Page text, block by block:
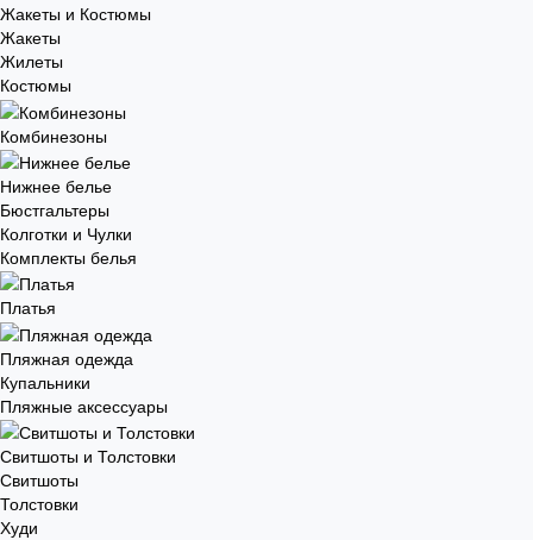
Жакеты и Костюмы
Жакеты
Жилеты
Костюмы
Комбинезоны
Нижнее белье
Бюстгальтеры
Колготки и Чулки
Комплекты белья
Платья
Пляжная одежда
Купальники
Пляжные аксессуары
Свитшоты и Толстовки
Свитшоты
Толстовки
Худи